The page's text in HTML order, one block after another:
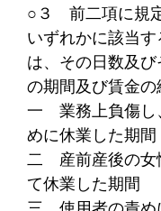
○３ 前二項に規
いずれかに該当
は、その日数及
の期間及び賃金の
一 業務上負傷
めに休業した期間
二 産前産後の
て休業した期間